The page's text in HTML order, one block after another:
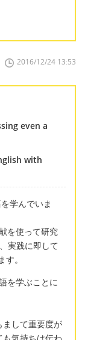
2016/12/24 13:53
even a
with
学んでいま
を使って研究
実践に即して
。
を学ぶことに
まして重要度が